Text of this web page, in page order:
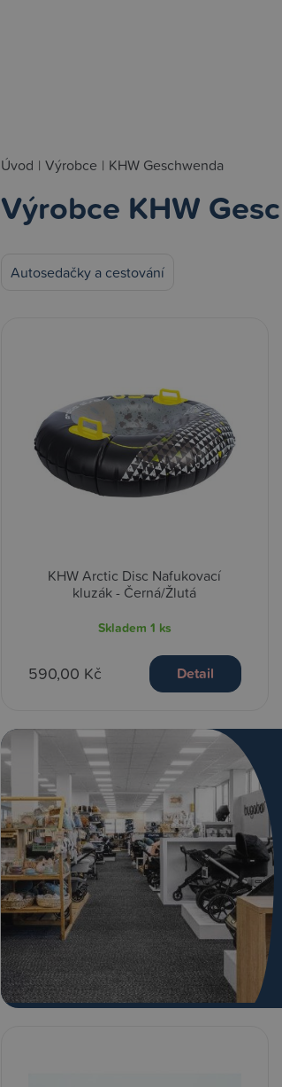
Úvod | Výrobce | KHW Geschwenda
Výrobce KHW
Autosedačky a cestování
KHW Arctic Disc Nafukovací
kluzák - Černá/Žlutá
Skladem 1 ks
590,00 Kč Detail